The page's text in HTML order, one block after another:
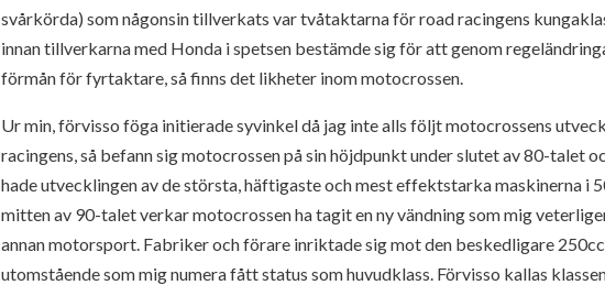
svårkörda) som någonsin tillverkats var tvåtaktarna för road racingens
innan tillverkarna med Honda i spetsen bestämde sig för att genom
förmån för fyrtaktare, så finns det likheter inom motocrossen.
Ur min, förvisso föga initierade syvinkel då jag inte alls följt motocrossens
racingens, så befann sig motocrossen på sin höjdpunkt under slutet av 80-talet
hade utvecklingen av de största, häftigaste och mest effektstarka maskinerna i
mitten av 90-talet verkar motocrossen ha tagit en ny vändning som mig
annan motorsport. Fabriker och förare inriktade sig mot den beskedligare
utomstående som mig numera fått status som huvudklass. Förvisso kallas